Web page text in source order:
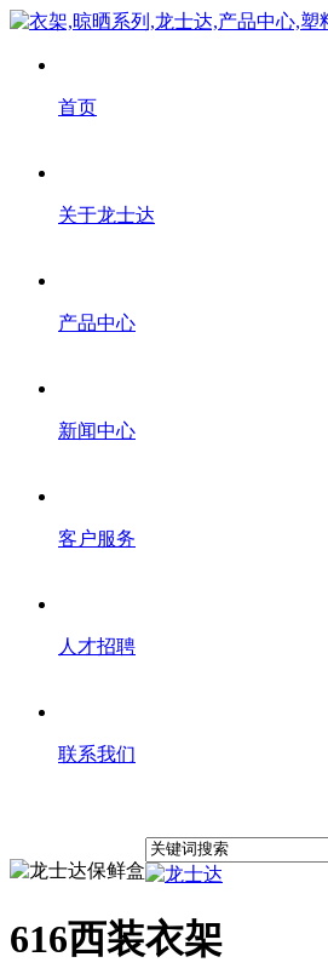
首页
关于龙士达
产品中心
新闻中心
客户服务
人才招聘
联系我们
616西装衣架